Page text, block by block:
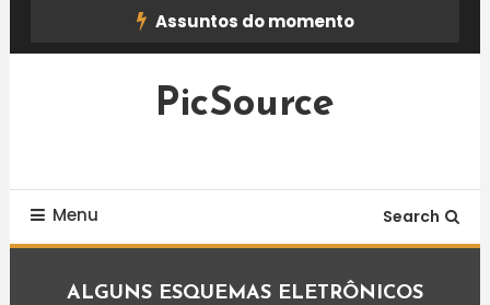
Assuntos do momento
PicSource
Menu Search
ALGUNS ESQUEMAS ELETRÔNICOS